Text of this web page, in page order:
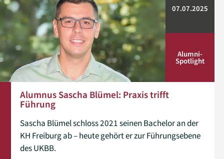
07.07.2025
Alumni­
Spotlight
Alumnus Sascha Blümel: Praxis trifft
Führung
Sascha Blümel schloss 2021 seinen Bachelor an der
KH Freiburg ab – heute gehört er zur Führungsebene
des UKBB.